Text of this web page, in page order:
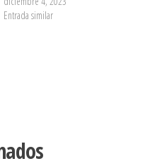
Entrada similar